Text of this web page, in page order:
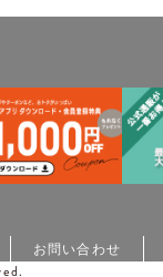
お問い合わせ